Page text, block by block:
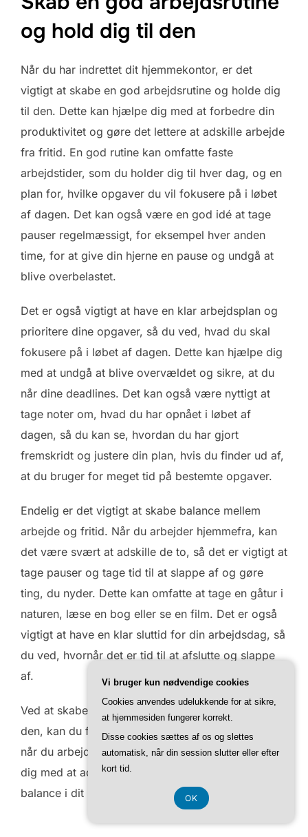
og hold dig til den
Når du har indrettet dit hjemmekontor, er det
vigtigt at skabe en god arbejdsrutine og holde dig
til den. Dette kan hjælpe dig med at forbedre din
produktivitet og gøre det lettere at adskille arbejde
fra fritid. En god rutine kan omfatte faste
arbejdstider, som du holder dig til hver dag, og en
plan for, hvilke opgaver du vil fokusere på i løbet
af dagen. Det kan også være en god idé at tage
pauser regelmæssigt, for eksempel hver anden
time, for at give din hjerne en pause og undgå at
blive overbelastet.
Det er også vigtigt at have en klar arbejdsplan og
prioritere dine opgaver, så du ved, hvad du skal
fokusere på i løbet af dagen. Dette kan hjælpe dig
med at undgå at blive overvældet og sikre, at du
når dine deadlines. Det kan også være nyttigt at
tage noter om, hvad du har opnået i løbet af
dagen, så du kan se, hvordan du har gjort
fremskridt og justere din plan, hvis du finder ud af,
at du bruger for meget tid på bestemte opgaver.
Endelig er det vigtigt at skabe balance mellem
arbejde og fritid. Når du arbejder hjemmefra, kan
det være svært at adskille de to, så det er vigtigt at
tage pauser og tage tid til at slappe af og gøre
ting, du nyder. Dette kan omfatte at tage en gåtur i
naturen, læse en bog eller se en film. Det er også
vigtigt at have en klar sluttid for din arbejdsdag, så
du ved, hvornår det er tid til at afslutte og slappe
af.
Ved at skabe en god arbejdsrutine og holde dig til
den, kan du forbedre din produktivitet og trivsel,
når du arbejder hjemmefra. Det kan også hjælpe
dig med at adskille arbejde fra fritid og skabe en
balance i dit liv.
Vi bruger kun nødvendige cookies
Cookies anvendes udelukkende for at sikre,
at hjemmesiden fungerer korrekt.
Disse cookies sættes af os og slettes
automatisk, når din session slutter eller efter
kort tid.
OK